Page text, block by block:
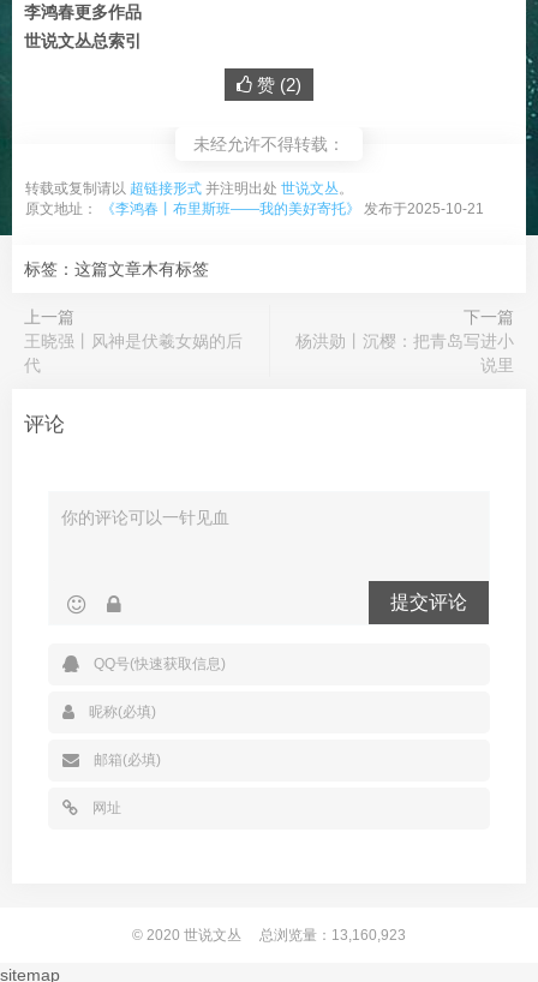
李鸿春更多作品
世说文丛总索引
赞 (2)
未经允许不得转载：
转载或复制请以 超链接形式 并注明出处 世说文丛。
原文地址：
《李鸿春丨布里斯班——我的美好寄托》 发布于2025-10-21
标签：这篇文章木有标签
上一篇
王晓强丨风神是伏羲女娲的后
代
下一篇
杨洪勋丨沉樱：把青岛写进小
说里
评论
提交评论
© 2020 世说文丛 总浏览量：13,160,923
sitemap